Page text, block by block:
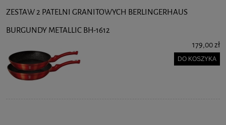
ZESTAW 2 PATELNI GRANITOWYCH BERLINGERHAUS
BURGUNDY METALLIC BH-1612
179,00 zł
DO KOSZYKA